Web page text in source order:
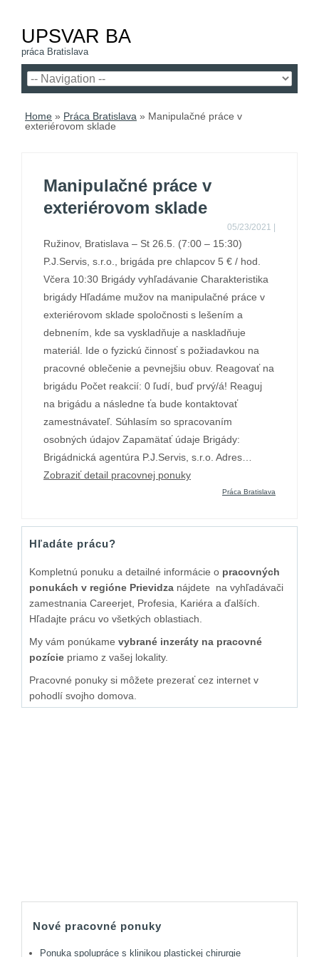
UPSVAR BA
práca Bratislava
Home » Práca Bratislava » Manipulačné práce v
exteriérovom sklade
Manipulačné práce v
exteriérovom sklade
05/23/2021
Ružinov, Bratislava – St 26.5. (7:00 – 15:30)
P.J.Servis, s.r.o., brigáda pre chlapcov 5 € / hod.
Včera 10:30 Brigády vyhľadávanie Charakteristika
brigády Hľadáme mužov na manipulačné práce v
exteriérovom sklade spoločnosti s lešením a
debnením, kde sa vyskladňuje a naskladňuje
materiál. Ide o fyzickú činnosť s požiadavkou na
pracovné oblečenie a pevnejšiu obuv. Reagovať na
brigádu Počet reakcií: 0 ľudí, buď prvý/á! Reaguj
na brigádu a následne ťa bude kontaktovať
zamestnávateľ. Súhlasím so spracovaním
osobných údajov Zapamätať údaje Brigády:
Brigádnická agentúra P.J.Servis, s.r.o. Adres…
Zobraziť detail pracovnej ponuky
Práca Bratislava
Hľadáte prácu?
Kompletnú ponuku a detailné informácie o pracovných
ponukách v regióne Prievidza nájdete na vyhľadávači
zamestnania Careerjet, Profesia, Kariéra a ďalších.
Hľadajte prácu vo všetkých oblastiach.
My vám ponúkame vybrané inzeráty na pracovné
pozície priamo z vašej lokality.
Pracovné ponuky si môžete prezerať cez internet v
pohodlí svojho domova.
Nové pracovné ponuky
Ponuka spolupráce s klinikou plastickej chirurgie